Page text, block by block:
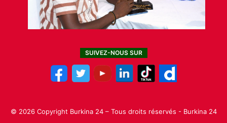
SUIVEZ-NOUS SUR
© 2026 Copyright Burkina 24 – Tous droits réservés - Burkina 24